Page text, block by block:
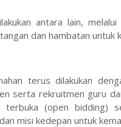
antara lain,
dan hambatan untuk
terus dilakukan
serta rekruitmen guru
terbuka (open bidding)
misi kedepan untuk